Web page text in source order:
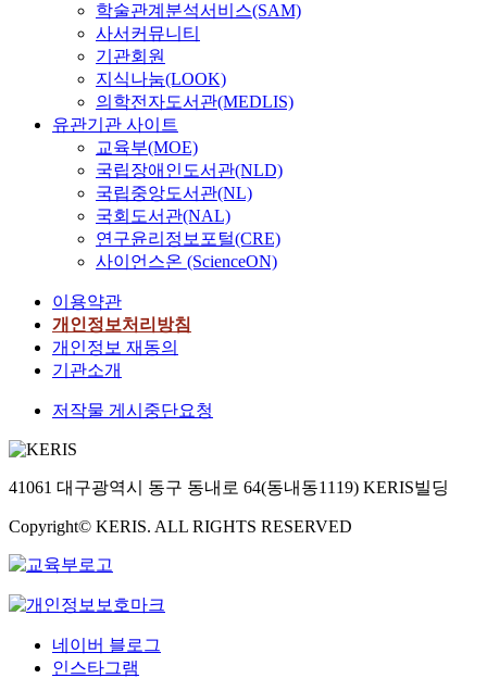
학술관계분석서비스(SAM)
사서커뮤니티
기관회원
지식나눔(LOOK)
의학전자도서관(MEDLIS)
유관기관 사이트
교육부(MOE)
국립장애인도서관(NLD)
국립중앙도서관(NL)
국회도서관(NAL)
연구윤리정보포털(CRE)
사이언스온 (ScienceON)
이용약관
개인정보처리방침
개인정보 재동의
기관소개
저작물 게시중단요청
41061 대구광역시 동구 동내로 64(동내동1119) KERIS빌딩
Copyright© KERIS. ALL RIGHTS RESERVED
네이버 블로그
인스타그램